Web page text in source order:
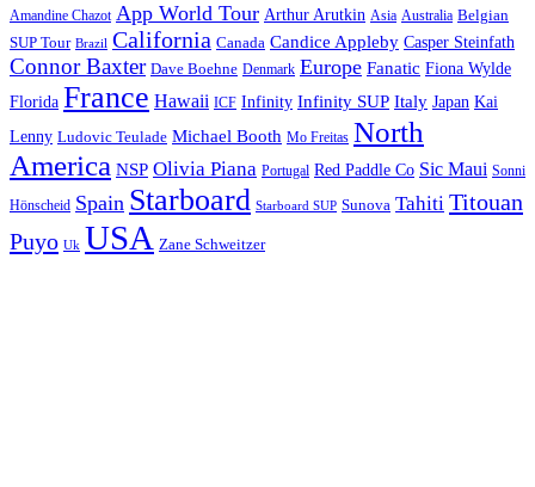
Amandine Chazot App World Tour Arthur Arutkin Asia Australia Belgian
SUP Tour Brazil California Canada Candice Appleby Casper Steinfath
Connor Baxter Dave Boehne Denmark Europe Fanatic Fiona Wylde
Florida France Hawaii ICF Infinity Infinity SUP Italy Japan Kai
Lenny Ludovic Teulade Michael Booth Mo Freitas North
America NSP Olivia Piana Portugal Red Paddle Co Sic Maui Sonni
Hönscheid Spain Starboard Starboard SUP Sunova Tahiti Titouan
Puyo Uk USA Zane Schweitzer